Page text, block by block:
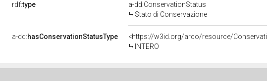
rdf:type
a-dd:ConservationStatus
Stato di Conservazione
a-dd:hasConservationStatusType
<https://w3id.org/arco/resource/
INTERO